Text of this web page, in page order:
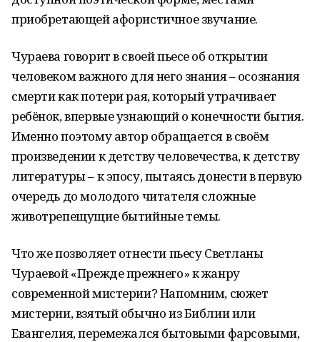
приобретающей афористичное звучание.
Чураева говорит в своей пьесе об открытии
человеком важного для него знания – осознания
смерти как потери рая, который утрачивает
ребёнок, впервые узнающий о конечности бытия.
Именно поэтому автор обращается в своём
произведении к детству человечества, к детству
литературы – к эпосу, пытаясь донести в первую
очередь до молодого читателя сложные
животрепещущие бытийные темы.
Что же позволяет отнести пьесу Светланы
Чураевой «Прежде прежнего» к жанру
современной мистерии? Напомним, сюжет
мистерии, взятый обычно из Библии или
Евангелия, перемежался бытовыми фарсовыми,